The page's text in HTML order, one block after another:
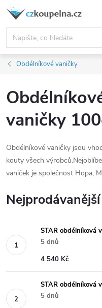
Přejít
obsah
Obdélníkové vaničky
vaničky
Obdélníkové vaničky jsou
kouty všech
vaniček je společnost Hopa,
Nejprodávanější
STAR obdélníková
5 dnů
4 540 Kč
STAR obdélníková
5 dnů